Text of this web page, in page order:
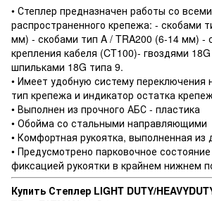
• Степлер предназначен работы со
распространенного крепежа: - скобами
мм) - скобами тип A / TRA200 (6-14 мм) -
крепления кабеля (CT100)- гвоздями
шпильками 18G типа 9.
• Имеет удобную систему переключения
тип крепежа и индикатор остатка
• Выполнен из прочного АБС - пластика
• Обойма со стальными направляющими
• Комфортная рукоятка, выполненная из
• Предусмотрено парковочное
фиксацией рукоятки в крайнем нижнем
Купить Степлер LIGHT DUTY/